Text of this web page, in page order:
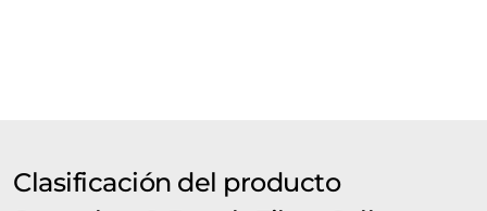
Clasificación del producto